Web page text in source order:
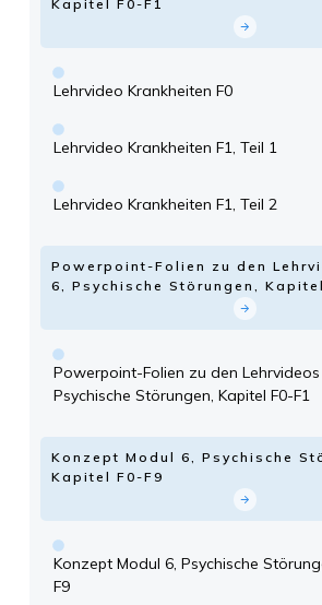
Kapitel F0-F1
Lehrvideo Krankheiten F0
Lehrvideo Krankheiten F1, Teil 1
Lehrvideo Krankheiten F1, Teil 2
Powerpoint-Folien zu den
6, Psychische Störungen,
Powerpoint-Folien zu den Lehrvideos
Psychische Störungen, Kapitel F0-F1
Konzept Modul 6, Psychische
Kapitel F0-F9
Konzept Modul 6, Psychische
F9